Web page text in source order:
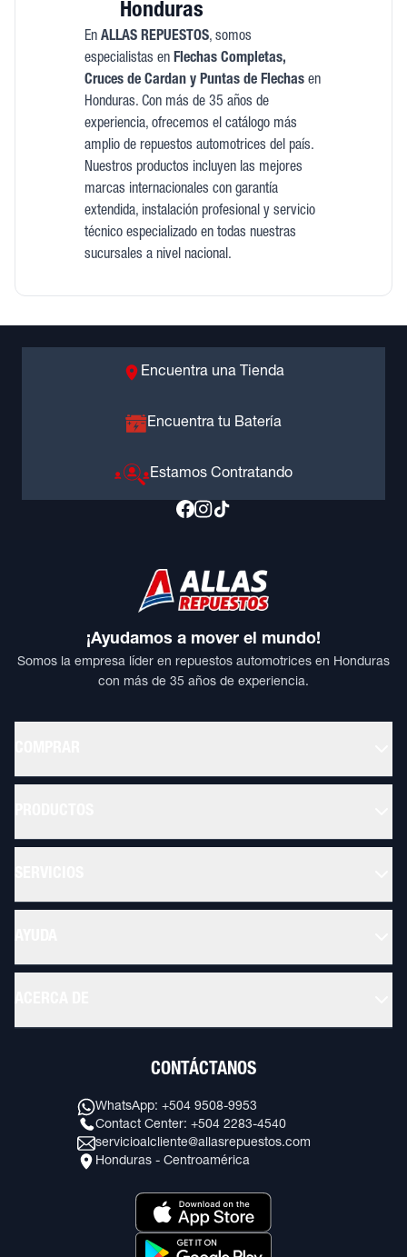
Honduras
En ALLAS REPUESTOS, somos
especialistas en Flechas Completas,
Cruces de Cardan y Puntas de Flechasen
Honduras. Con más de 35 años de
experiencia, ofrecemos el catálogo más
amplio de repuestos automotrices del país.
Nuestros productos incluyen las mejores
marcas internacionales con garantía
extendida, instalación profesional y servicio
técnico especializado en todas nuestras
sucursales a nivel nacional.
Encuentra una Tienda
Encuentra tu Batería
Estamos Contratando
¡Ayudamos a mover el mundo!
Somos la empresa líder en repuestos automotrices en Honduras
con más de 35 años de experiencia.
CONTÁCTANOS
WhatsApp: +504 9508-9953
Contact Center: +504 2283-4540
servicioalcliente@allasrepuestos.com
Honduras - Centroamérica